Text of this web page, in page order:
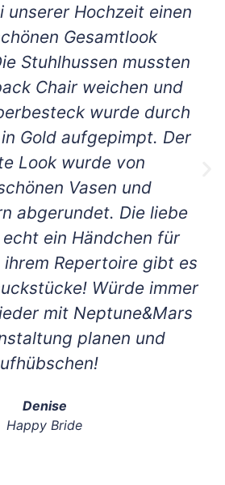
unserer Hochzeit einen
Gesamtlook
Stuhlhussen mussten
Chair weichen und
wurde durch
Gold aufgepimpt. Der
Look wurde von
Vasen und
abgerundet. Die liebe
ein Händchen für
ihrem Repertoire gibt es
Würde immer
mit Neptune&Mars
planen und
Denise
Happy Bride